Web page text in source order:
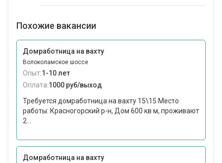
Похожие вакансии
Домработница на вахту
Волоколамское шоссе
Опыт:1-10 лет
Оплата:1000 руб/выход
Требуется домработница на вахту 15\15 Место
работы: Красногорский р-н, Дом 600 кв м, проживают
2...
Домработница на вахту